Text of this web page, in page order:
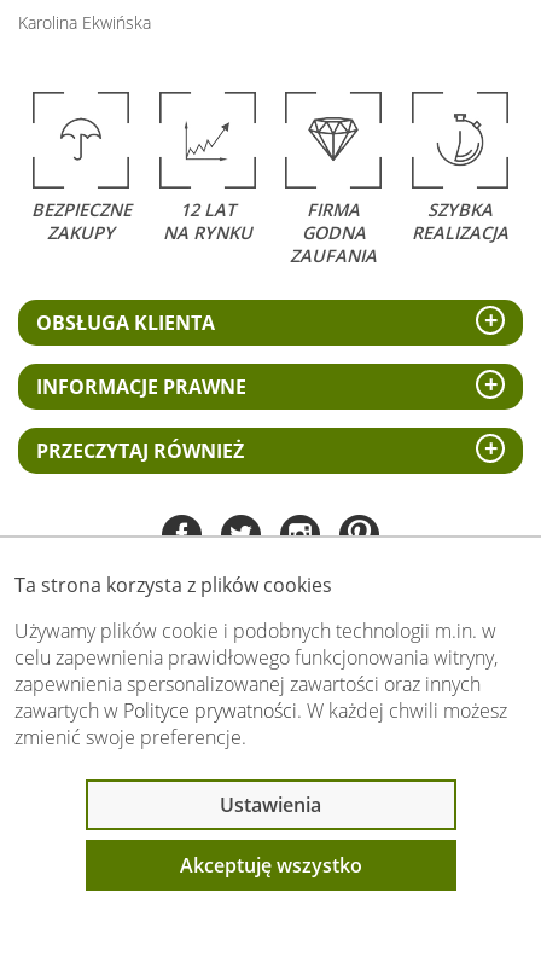
Ta strona korzysta z plików cookies
Używamy plików cookie i podobnych technologii m.in. w
celu zapewnienia prawidłowego funkcjonowania witryny,
zapewnienia spersonalizowanej zawartości oraz innych
zawartych w Polityce prywatności. W każdej chwili możesz
zmienić swoje preferencje.
Ustawienia
Akceptuję wszystko
Karolina Ekwińska
BEZPIECZNE
ZAKUPY
12 LAT
NA RYNKU
FIRMA
GODNA
ZAUFANIA
SZYBKA
REALIZACJA
OBSŁUGA KLIENTA
INFORMACJE PRAWNE
PRZECZYTAJ RÓWNIEŻ
Tel:535 505 106
(pn-pt 8.00 - 15.00)
biuro@swiat-obrazow.pl
Copyright by swiat-obrazow.pl 2026,
Wszelkie prawa zastrzeżone
Otrzymaliśmy4.89pkt. na5możliwych.
Oceń nas również Ty:
Ostatnio 16 osób
oglądało ten produkt